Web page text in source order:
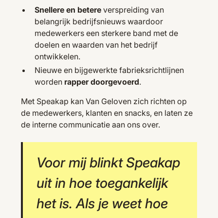
Snellere en betereverspreiding van
belangrijk bedrijfsnieuws waardoor
medewerkers een sterkere band met de
doelen en waarden van het bedrijf
ontwikkelen.
Nieuwe en bijgewerkte fabrieksrichtlijnen
worden rapper doorgevoerd.
Met Speakap kan Van Geloven zich richten op
de medewerkers, klanten en snacks, en laten ze
de interne communicatie aan ons over.
Voor mij blinkt Speakap
uit in hoe toegankelijk
het is. Als je weet hoe